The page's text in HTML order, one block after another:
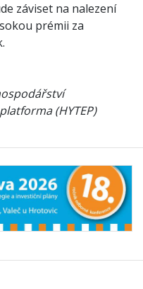
záviset na nalezení
prémii za
(HYTEP)